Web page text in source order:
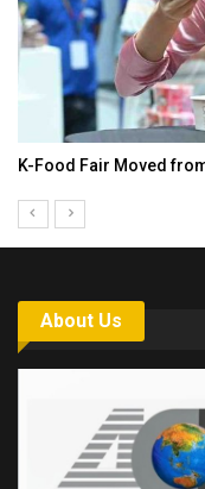
K-Food Fair Moved
About Us